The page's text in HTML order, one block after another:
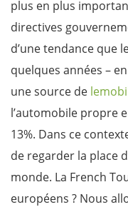
plus en plus
directives
d’une tendance que
quelques années –
une source de
l’automobile propre
13%. Dans ce
de regarder la place
monde. La French
européens ? Nous